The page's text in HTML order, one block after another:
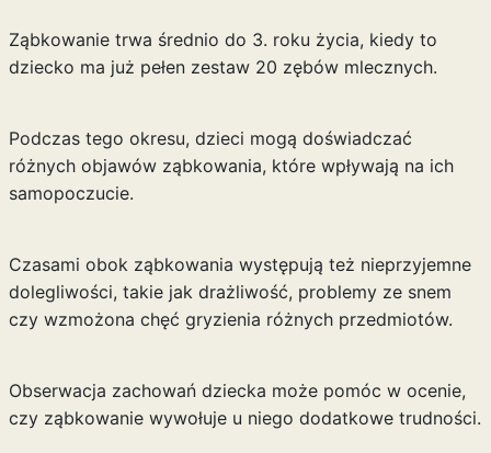
Ząbkowanie trwa średnio do 3. roku życia, kiedy to
dziecko ma już pełen zestaw 20 zębów mlecznych.
Podczas tego okresu, dzieci mogą doświadczać
różnych objawów ząbkowania, które wpływają na ich
samopoczucie.
Czasami obok ząbkowania występują też nieprzyjemne
dolegliwości, takie jak drażliwość, problemy ze snem
czy wzmożona chęć gryzienia różnych przedmiotów.
Obserwacja zachowań dziecka może pomóc w ocenie,
czy ząbkowanie wywołuje u niego dodatkowe trudności.